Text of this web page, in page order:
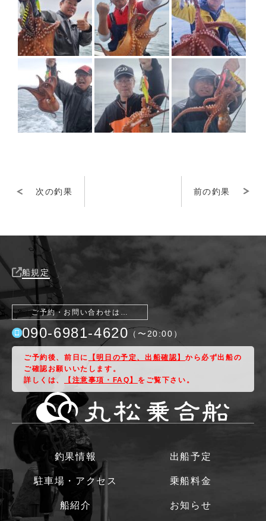
次の釣果 前の釣果
船規定
ご予約・お問い合わせは…
090-6981-4620 （〜 20:00 ）
ご予約後、前日に 【明日の予定、出船確認】から必ず出船の
ご確認お願いいたします。
詳しくは、
【注意事項・FAQ】 をご覧下さい。
釣果情報 出船予定
駐車場・アクセス 乗船料金
船紹介 お知らせ